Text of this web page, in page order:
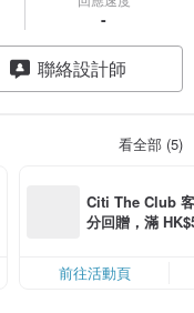
-
聯絡設計師
看全部 (5)
Citi The Club
分回贈，滿
前往活動頁